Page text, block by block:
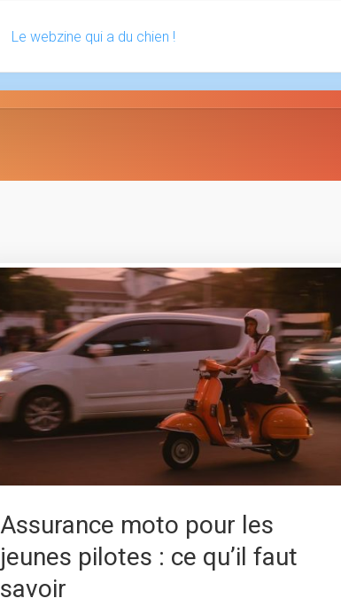
Le webzine qui a du chien !
Assurance moto pour les
jeunes pilotes : ce qu’il faut
savoir